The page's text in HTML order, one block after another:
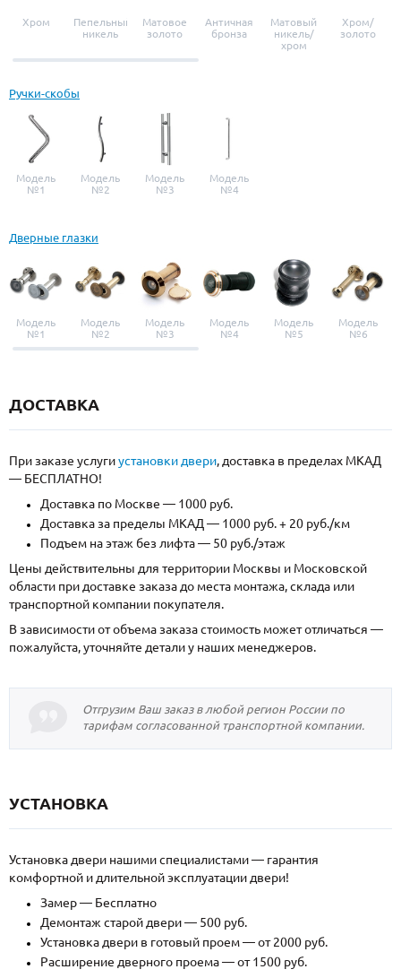
Хром
Пепельный
никель
Матовое
золото
Античная
бронза
Матовый
никель/
хром
Хром/
золото
Ручки-скобы
Модель
№1
Модель
№2
Модель
№3
Модель
№4
Дверные глазки
Модель
№1
Модель
№2
Модель
№3
Модель
№4
Модель
№5
Модель
№6
ДОСТАВКА
При заказе услугиустановки двери, доставка в пределах МКАД
— БЕСПЛАТНО!
Доставка по Москве — 1000 руб.
Доставка за пределы МКАД — 1000 руб. + 20 руб./км
Подъем на этаж без лифта — 50 руб./этаж
Цены действительны для территории Москвы и Московской
области при доставке заказа до места монтажа, склада или
транспортной компании покупателя.
В зависимости от объема заказа стоимость может отличаться —
пожалуйста, уточняйте детали у наших менеджеров.
Отгрузим Ваш заказ в любой регион России по
тарифам согласованной транспортной компании.
УСТАНОВКА
Установка двери нашими специалистами — гарантия
комфортной и длительной эксплуатации двери!
Замер — Бесплатно
Демонтаж старой двери — 500 руб.
Установка двери в готовый проем — от 2000 руб.
Расширение дверного проема — от 1500 руб.